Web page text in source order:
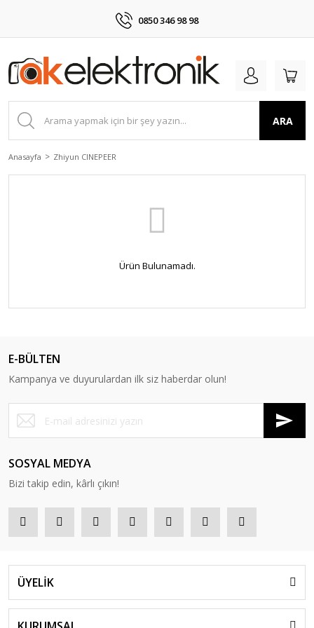
0850 346 98 98
ARA
Anasayfa Zhiyun CINEPEER
Ürün Bulunamadı.
E-BÜLTEN
Kampanya ve duyurulardan ilk siz haberdar olun!
SOSYAL MEDYA
Bizi takip edin, kârlı çıkın!
ÜYELİK